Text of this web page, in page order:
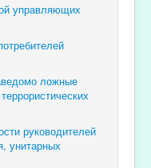
управляющих
ложные
руководителей
унитарных